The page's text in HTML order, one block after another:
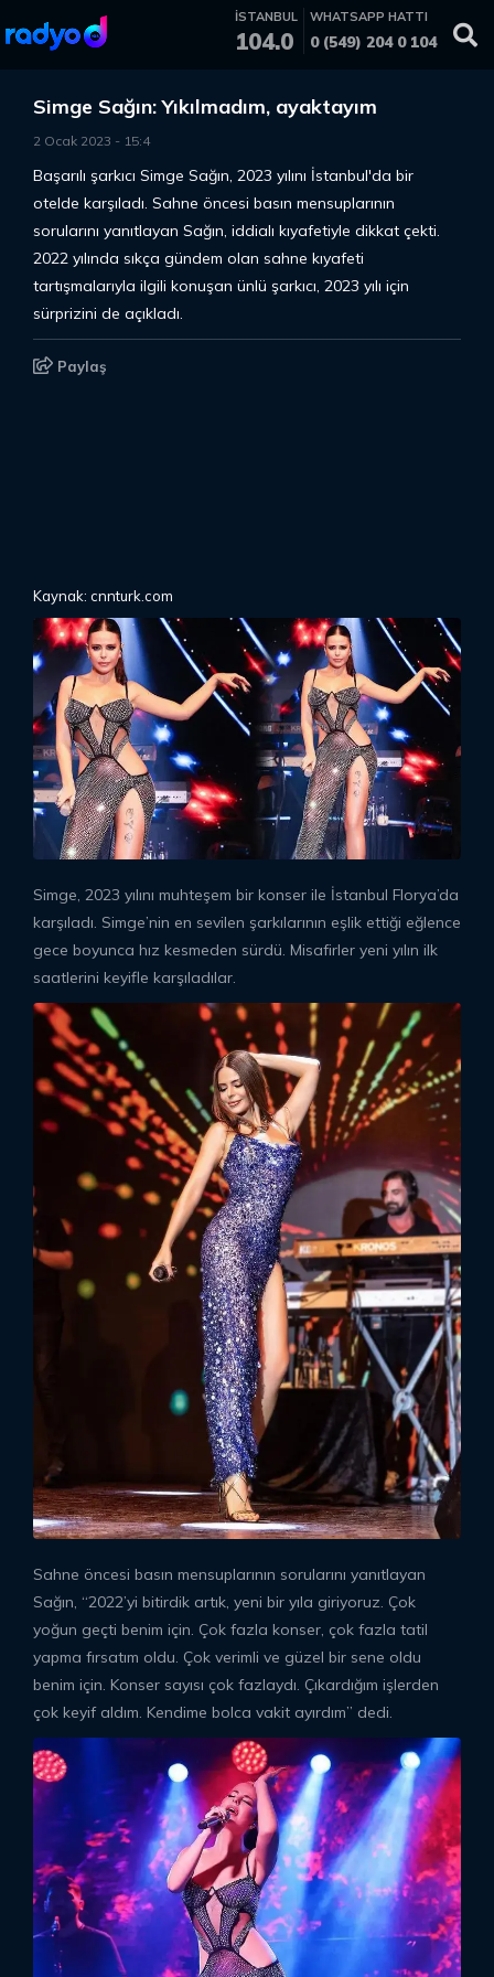
İSTANBUL
104.0
WHATSAPP HATTI
0 (549) 204 0 104
Simge Sağın: Yıkılmadım, ayaktayım
2 Ocak 2023 - 15:4
Başarılı şarkıcı Simge Sağın, 2023 yılını İstanbul'da bir
otelde karşıladı. Sahne öncesi basın mensuplarının
sorularını yanıtlayan Sağın, iddialı kıyafetiyle dikkat çekti.
2022 yılında sıkça gündem olan sahne kıyafeti
tartışmalarıyla ilgili konuşan ünlü şarkıcı, 2023 yılı için
sürprizini de açıkladı.
Paylaş
Kaynak: cnnturk.com
Simge, 2023 yılını muhteşem bir konser ile İstanbul Florya’da
karşıladı. Simge’nin en sevilen şarkılarının eşlik ettiği eğlence
gece boyunca hız kesmeden sürdü. Misafirler yeni yılın ilk
saatlerini keyifle karşıladılar.
Sahne öncesi basın mensuplarının sorularını yanıtlayan
Sağın, “2022’yi bitirdik artık, yeni bir yıla giriyoruz. Çok
yoğun geçti benim için. Çok fazla konser, çok fazla tatil
yapma fırsatım oldu. Çok verimli ve güzel bir sene oldu
benim için. Konser sayısı çok fazlaydı. Çıkardığım işlerden
çok keyif aldım. Kendime bolca vakit ayırdım” dedi.